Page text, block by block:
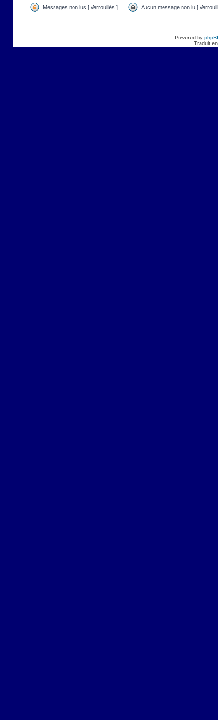
Messages non lus [ Verrouillés ] Aucun message non lu [
Powered by
Traduit